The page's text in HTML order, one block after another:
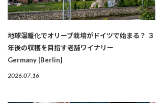
地球温暖化でオリーブ栽培がドイツで始まる？ ３
年後の収穫を目指す老舗ワイナリー
Germany [Berlin]
2026.07.16